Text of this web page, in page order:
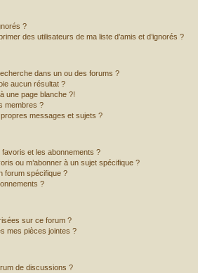
?
des utilisateurs de ma liste d’amis et d’ignorés ?
dans un ou des forums ?
aucun résultat ?
une page blanche ?!
membres ?
messages et sujets ?
et les abonnements ?
ou m’abonner à un sujet spécifique ?
forum spécifique ?
?
sur ce forum ?
mes pièces jointes ?
de discussions ?